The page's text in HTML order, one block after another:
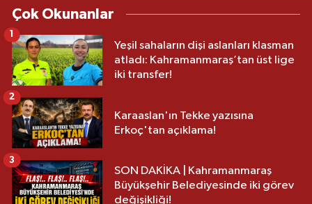
Çok Okunanlar
Yeşil sahaların dişi aslanları klasman
atladı: Kahramanmaraş’tan üst lige
iki transfer!
1
Karaaslan'ın Tekke yazısına
Erkoç'tan açıklama!
2
SON DAKİKA | Kahramanmaraş
Büyükşehir Belediyesinde iki görev
değişikliği!
3